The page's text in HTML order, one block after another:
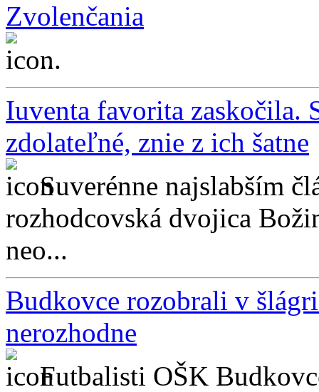
Zvolenčania
...
Iuventa favorita zaskočila.
zdolateľné, znie z ich šatne
Suverénne najslabším
rozhodcovská dvojica
neo...
Budkovce rozobrali v
nerozhodne
Futbalisti OŠK